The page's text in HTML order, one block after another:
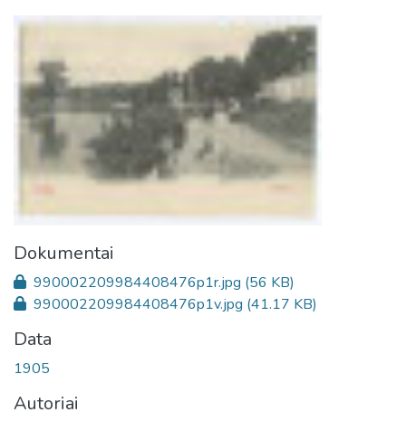
Dokumentai
990002209984408476p1r.jpg (56 KB)
990002209984408476p1v.jpg (41.17 KB)
Data
1905
Autoriai